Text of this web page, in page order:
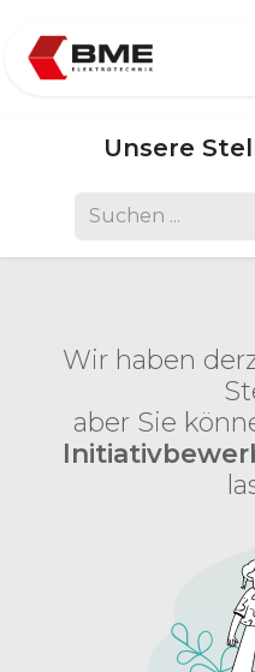
Unsere
Wir haben
aber Sie